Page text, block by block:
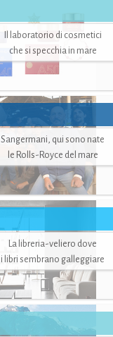
Il laboratorio di cosmetici
che si specchia in mare
Sangermani, qui sono nate
le Rolls-Royce del mare
La libreria-veliero dove
i libri sembrano galleggiare